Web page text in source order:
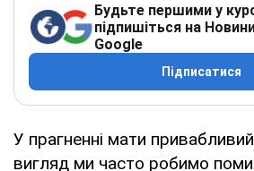
Будьте першими у
підпишіться на
Google
Підписатися
У прагненні мати
вигляд ми часто робимо